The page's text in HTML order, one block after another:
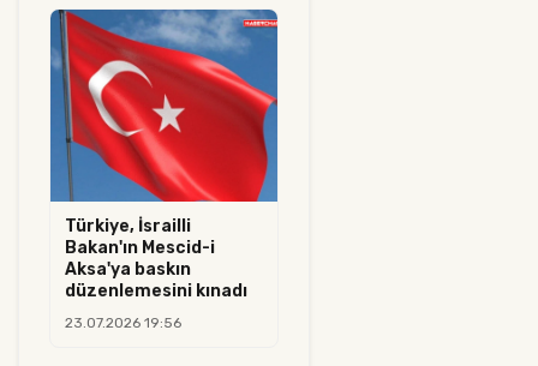
Türkiye, İsrailli
Bakan'ın Mescid-i
Aksa'ya baskın
düzenlemesini kınadı
23.07.2026 19:56